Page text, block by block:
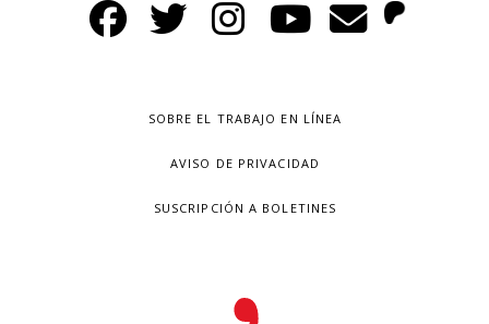
SOBRE EL TRABAJO EN LÍNEA
AVISO DE PRIVACIDAD
SUSCRIPCIÓN A BOLETINES